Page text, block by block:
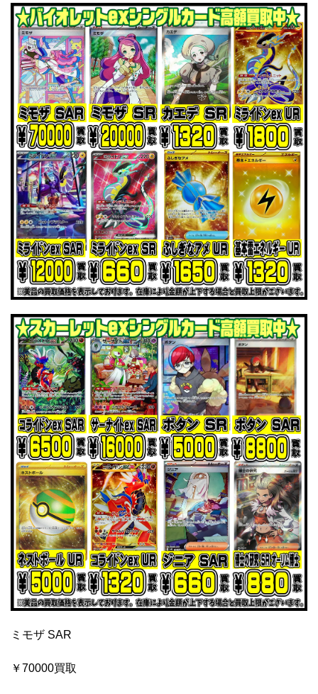
ミモザ SAR
￥70000買取